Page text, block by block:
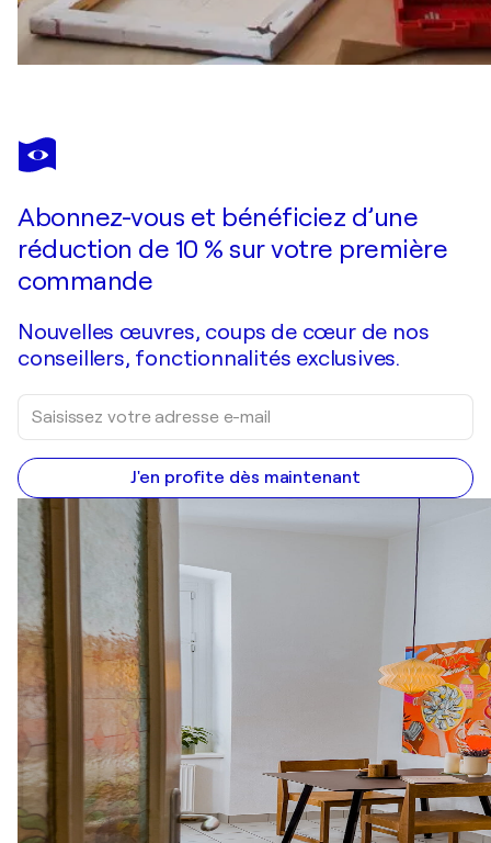
Abonnez-vous et bénéficiez d’une
réduction de 10 % sur votre première
commande
Nouvelles œuvres, coups de cœur de nos
conseillers, fonctionnalités exclusives.
J'en profite dès maintenant